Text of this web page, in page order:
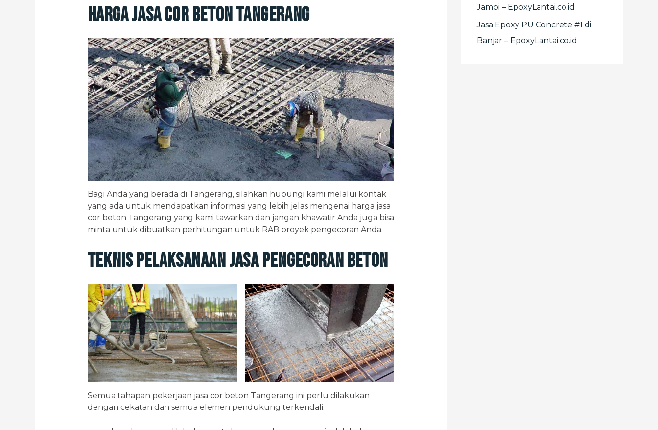
Harga Jasa Cor Beton Tangerang
Bagi Anda yang berada di Tangerang, silahkan hubungi kami melalui kontak
yang ada untuk mendapatkan informasi yang lebih jelas mengenai harga jasa
cor beton Tangerang yang kami tawarkan dan jangan khawatir Anda juga bisa
minta untuk dibuatkan perhitungan untuk RAB proyek pengecoran Anda.
Teknis Pelaksanaan Jasa Pengecoran Beton
Semua tahapan pekerjaan jasa cor beton Tangerang ini perlu dilakukan
dengan cekatan dan semua elemen pendukung terkendali.
Jambi – EpoxyLantai.co.id
Jasa Epoxy PU Concrete #1 di
Banjar – EpoxyLantai.co.id